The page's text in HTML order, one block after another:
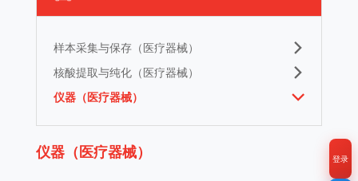
样本采集与保存（医疗器械）
核酸提取与纯化（医疗器械）
仪器（医疗器械）
仪器（医疗器械） 登录